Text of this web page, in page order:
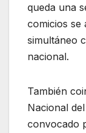
queda una
comicios se
simultáneo
nacional.
También
Nacional
convocado